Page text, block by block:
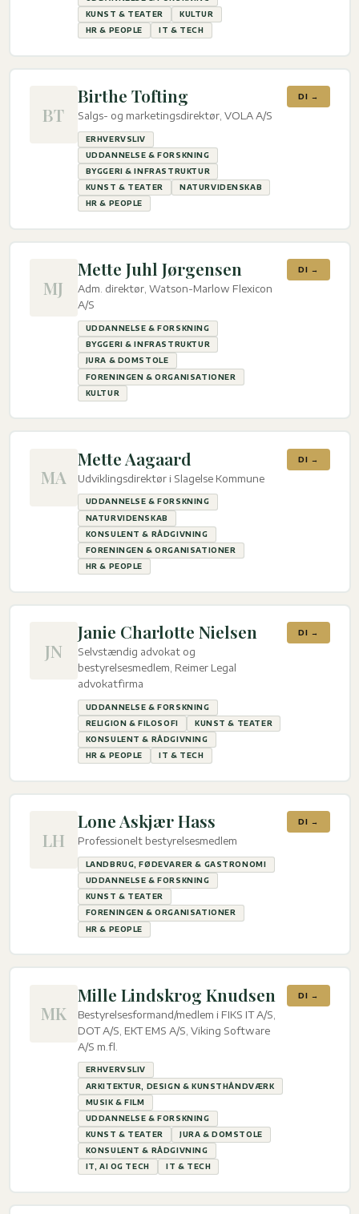
KUNST & TEATER
KULTUR
HR & PEOPLE
IT & TECH
BT
Birthe Tofting
Salgs- og marketingsdirektør, VOLA A/S
ERHVERVSLIV
UDDANNELSE & FORSKNING
BYGGERI & INFRASTRUKTUR
KUNST & TEATER
NATURVIDENSKAB
HR & PEOPLE
DI →
MJ
Mette Juhl Jørgensen
Adm. direktør, Watson-Marlow Flexicon
A/S
UDDANNELSE & FORSKNING
BYGGERI & INFRASTRUKTUR
JURA & DOMSTOLE
FORENINGEN & ORGANISATIONER
KULTUR
DI →
MA
Mette Aagaard
Udviklingsdirektør i Slagelse Kommune
UDDANNELSE & FORSKNING
NATURVIDENSKAB
KONSULENT & RÅDGIVNING
FORENINGEN & ORGANISATIONER
HR & PEOPLE
DI →
JN
Janie Charlotte Nielsen
Selvstændig advokat og
bestyrelsesmedlem, Reimer Legal
advokatfirma
UDDANNELSE & FORSKNING
RELIGION & FILOSOFI
KUNST & TEATER
KONSULENT & RÅDGIVNING
HR & PEOPLE
IT & TECH
DI →
LH
Lone Askjær Hass
Professionelt bestyrelsesmedlem
LANDBRUG, FØDEVARER & GASTRONOMI
UDDANNELSE & FORSKNING
KUNST & TEATER
FORENINGEN & ORGANISATIONER
HR & PEOPLE
DI →
MK
Mille Lindskrog Knudsen
Bestyrelsesformand/medlem i FIKS IT A/S,
DOT A/S, EKT EMS A/S, Viking Software
A/S m.fl.
ERHVERVSLIV
ARKITEKTUR, DESIGN & KUNSTHÅNDVÆRK
MUSIK & FILM
UDDANNELSE & FORSKNING
KUNST & TEATER
JURA & DOMSTOLE
KONSULENT & RÅDGIVNING
IT, AI OG TECH
IT & TECH
DI →